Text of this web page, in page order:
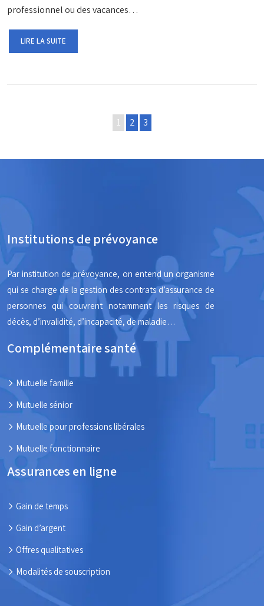
professionnel ou des vacances…
LIRE LA SUITE
1 2 3
Institutions de prévoyance
Par institution de prévoyance, on entend un organisme
qui se charge de la gestion des contrats d’assurance de
personnes qui couvrent notamment les risques de
décès, d’invalidité, d’incapacité, de maladie…
Complémentaire santé
Mutuelle famille
Mutuelle sénior
Mutuelle pour professions libérales
Mutuelle fonctionnaire
Assurances en ligne
Gain de temps
Gain d’argent
Offres qualitatives
Modalités de souscription